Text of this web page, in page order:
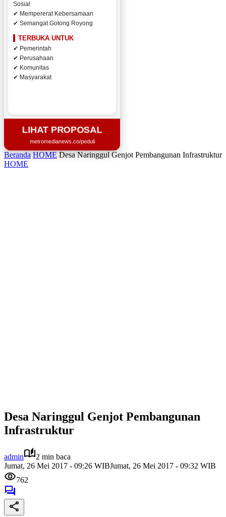
Sosial
✔ Mempererat Kebersamaan
✔ Semangat Gotong Royong
TERBUKA UNTUK
✔ Pemerintah
✔ Perusahaan
✔ Komunitas
✔ Masyarakat
LIHAT PROPOSAL
metromedianews.co/peduli
Beranda HOME Desa Naringgul Genjot Pembangunan Infrastruktur
HOME
Desa Naringgul Genjot Pembangunan
Infrastruktur
admin
2 min baca
Jumat, 26 Mei 2017 - 09:26 WIBJumat, 26 Mei 2017 - 09:32 WIB
762